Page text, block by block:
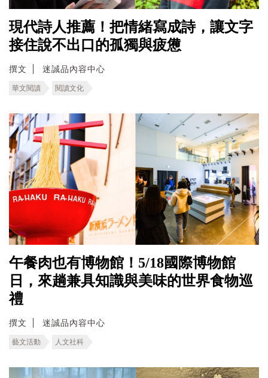
現代詩人推薦！把情緒寫成詩，讓文字
接住說不出口的孤獨與疲憊
撰文 迷誠品內容中心
華文閱讀 閱讀文化
午餐肉也有博物館！5/18國際博物館
日，來趟兼具知識與美味的世界食物巡
禮
撰文 迷誠品內容中心
藝文活動 人文社科